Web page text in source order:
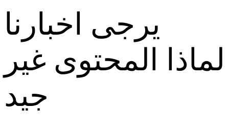
يرجى اخبارنا
لماذا المحتوى غير
جيد